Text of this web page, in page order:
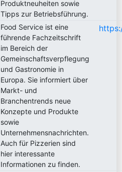
Produktneuheiten sowie
Tipps zur Betriebsführung.
Food Service ist eine
führende Fachzeitschrift
im Bereich der
Gemeinschaftsverpflegung
und Gastronomie in
Europa. Sie informiert über
Markt- und
Branchentrends neue
Konzepte und Produkte
sowie
Unternehmensnachrichten.
Auch für Pizzerien sind
hier interessante
Informationen zu finden.